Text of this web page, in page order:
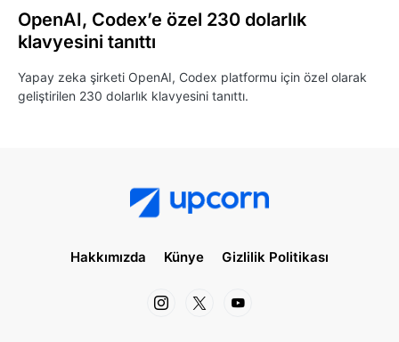
OpenAI, Codex’e özel 230 dolarlık
klavyesini tanıttı
Yapay zeka şirketi OpenAI, Codex platformu için özel olarak
geliştirilen 230 dolarlık klavyesini tanıttı.
Hakkımızda Künye Gizlilik Politikası